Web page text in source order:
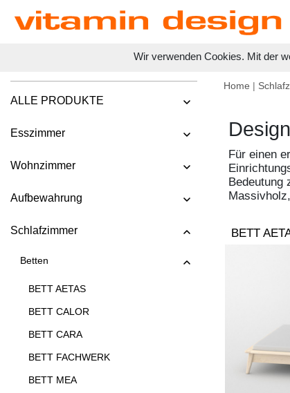
Wir verwenden Cookies. Mit der
ALLE PRODUKTE
Esszimmer
Wohnzimmer
Aufbewahrung
Schlafzimmer
Betten
BETT AETAS
BETT CALOR
BETT CARA
BETT FACHWERK
BETT MEA
Home |
Für einen
Bedeutung
BETT